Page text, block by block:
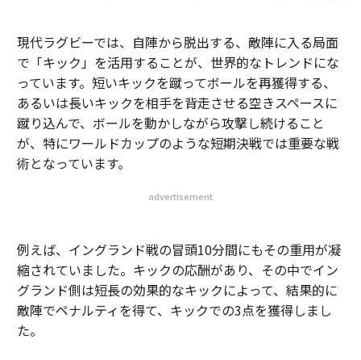
現代ラグビーでは、自陣から脱出する、敵陣に入る局面
で「キック」を活用することが、世界的なトレンドにな
っています。短いキックを蹴ってボールを再獲得する、
あるいは長いキックを相手を背走させる空きスペースに
蹴り込んで、ボールを動かしながら攻撃し続けること
が、特にワールドカップのような短期決戦では重要な戦
術となっています。
advertisement
例えば、イングランド戦の冒頭10分間にもその重用が凝
縮されていました。キックの応酬があり、その中でイン
グランド側は短長の効果的なキックによって、結果的に
敵陣でペナルティを得て、キックでの3点を獲得しまし
た。